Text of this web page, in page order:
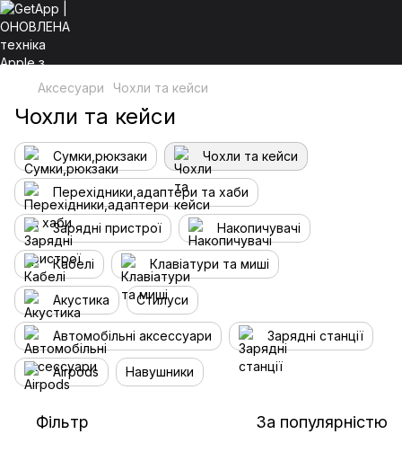
Аксесуари Чохли та кейси
Чохли та кейси
Сумки,рюкзаки Чохли та кейси
Перехідники,адаптери та хаби
Зарядні пристрої Накопичувачі
Кабелі Клавіатури та миші
Акустика Стилуси
Aвтомобільні аксессуари Зарядні станції
Airpods Навушники
Фільтр За популярністю